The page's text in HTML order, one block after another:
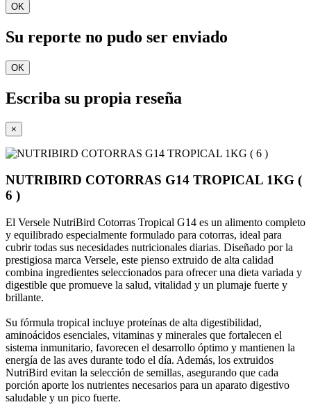
OK
Su reporte no pudo ser enviado
OK
Escriba su propia reseña
×
NUTRIBIRD COTORRAS G14 TROPICAL 1KG (
6 )
El Versele NutriBird Cotorras Tropical G14 es un alimento completo
y equilibrado especialmente formulado para cotorras, ideal para
cubrir todas sus necesidades nutricionales diarias. Diseñado por la
prestigiosa marca Versele, este pienso extruido de alta calidad
combina ingredientes seleccionados para ofrecer una dieta variada y
digestible que promueve la salud, vitalidad y un plumaje fuerte y
brillante.
Su fórmula tropical incluye proteínas de alta digestibilidad,
aminoácidos esenciales, vitaminas y minerales que fortalecen el
sistema inmunitario, favorecen el desarrollo óptimo y mantienen la
energía de las aves durante todo el día. Además, los extruidos
NutriBird evitan la selección de semillas, asegurando que cada
porción aporte los nutrientes necesarios para un aparato digestivo
saludable y un pico fuerte.